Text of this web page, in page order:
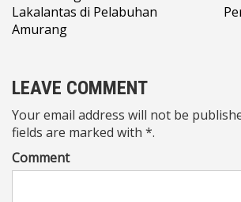
Lakalantas di Pelabuhan
Amurang
LEAVE COMMENT
Your email address will not be
fields are marked with *.
Comment